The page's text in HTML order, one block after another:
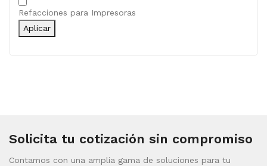
Categoría
Refacciones para Impresoras
Aplicar
Solicita tu cotización sin compromiso
Contamos con una amplia gama de soluciones para tu